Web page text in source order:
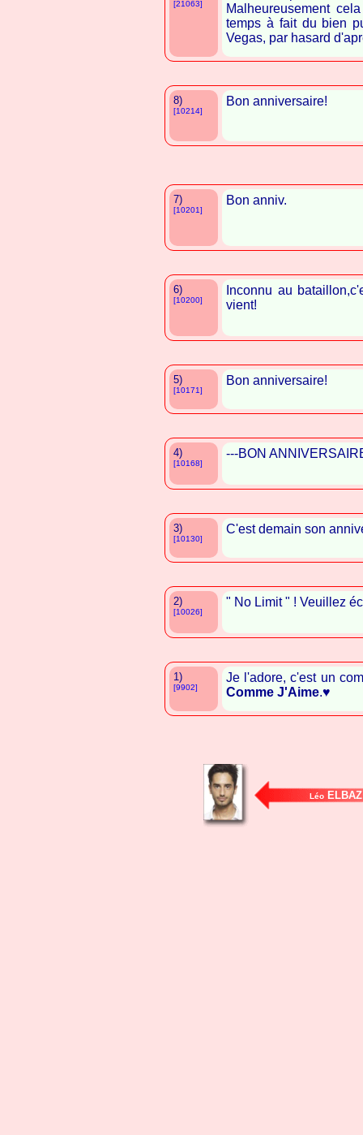
[21063]
Malheureusement
temps à fait du bien
Vegas, par hasard
8)
[10214]
Bon anniversaire!
7)
[10201]
Bon anniv.
6)
[10200]
Inconnu au
vient!
5)
[10171]
Bon anniversaire!
4)
[10168]
---BON
3)
[10130]
C'est demain son
2)
[10026]
" No Limit " ! Veuillez
1)
[9902]
Je l'adore, c'est un
Comme J'Aime.♥
LéoELBAZ